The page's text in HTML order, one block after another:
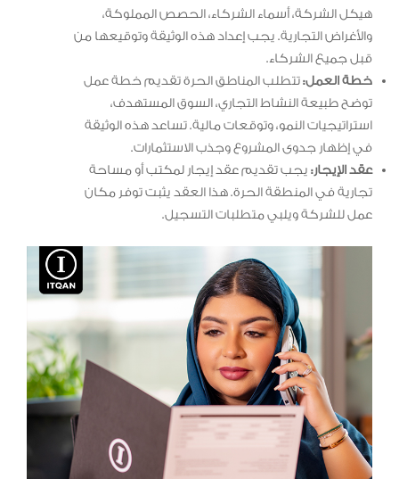
هيكل الشركة، أسماء الشركاء، الحصص المملوكة،
والأغراض التجارية. يجب إعداد هذه الوثيقة وتوقيعها من
قبل جميع الشركاء.
خطة العمل:تتطلب المناطق الحرة تقديم خطة عمل
توضح طبيعة النشاط التجاري، السوق المستهدف،
استراتيجيات النمو، وتوقعات مالية. تساعد هذه الوثيقة
في إظهار جدوى المشروع وجذب الاستثمارات.
عقد الإيجار: يجب تقديم عقد إيجار لمكتب أو مساحة
تجارية في المنطقة الحرة. هذا العقد يثبت توفر مكان
عمل للشركة ويلبي متطلبات التسجيل.